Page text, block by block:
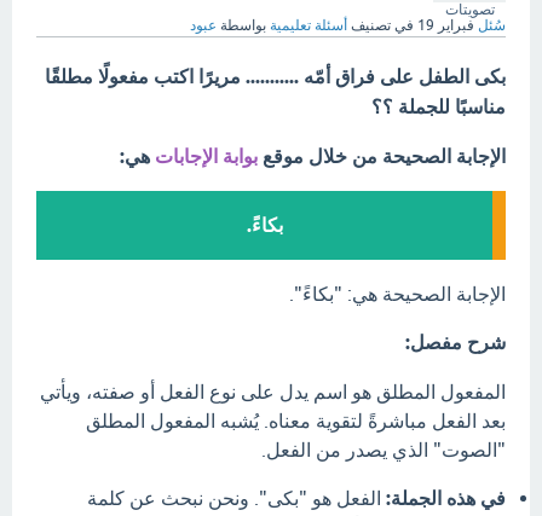
تصويتات
سُئل فبراير 19 في تصنيف أسئلة تعليمية بواسطة عبود
بكى الطفل على فراق أمّه ........... مريرًا اكتب مفعولًا مطلقًا
مناسبًا للجملة ؟؟
الإجابة الصحيحة من خلال موقع بوابة الإجابات هي:
بكاءً.
الإجابة الصحيحة هي: "بكاءً".
شرح مفصل:
المفعول المطلق هو اسم يدل على نوع الفعل أو صفته، ويأتي
بعد الفعل مباشرةً لتقوية معناه. يُشبه المفعول المطلق
"الصوت" الذي يصدر من الفعل.
في هذه الجملة: الفعل هو "بكى". ونحن نبحث عن كلمة